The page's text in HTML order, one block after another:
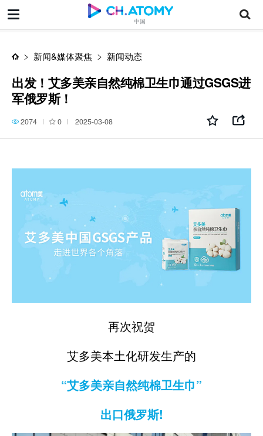
中国
新闻&媒体聚焦 新闻动态
出发！艾多美亲自然纯棉卫生巾通过GSGS进
军俄罗斯！
2074 0 2025-03-08
再次祝贺
艾多美本土化研发生产的
“艾多美亲自然纯棉卫生巾”
出口俄罗斯!